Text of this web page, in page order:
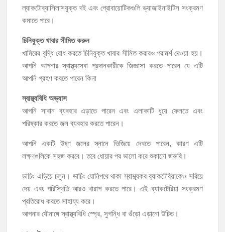
ল্যাকটোব্যাসিলাসযুক্ত দই এবং প্রোবায়োটিকগুলি ভ্যাজাইনাইটিস সংক্রমণ
কমাতে পারে।
চিনিযুক্ত খাবার সীমিত করুন
খামিরের বৃদ্ধি রোধ করতে চিনিযুক্ত খাবার সীমিত করারও পরামর্শ দেওয়া হয়।
আপনি আপনার স্বাস্থ্যসেবা প্রদানকারীকে জিজ্ঞাসা করতে পারেন যে এটি
আপনি গ্রহণ করতে পারেন কিনা
স্বাস্থ্যবিধি অভ্যাস
আপনি সাবান ব্যবহার এড়াতে পারেন এবং এলাকাটি ধুয়ে ফেলতে এবং
পরিষ্কার করতে জল ব্যবহার করতে পারেন।
আপনি একটি উষ্ণ জলের স্নানে ভিজিয়ে দেখতে পারেন, কারণ এটি
লক্ষণগুলিকে সহজ করবে। তবে ধোয়ার পর ভালো করে শুকানো জরুরি।
ডাচিং এড়িয়ে চলুন। ডাচিং যোনিপথে থাকা স্বাস্থ্যকর ব্যাকটেরিয়াকেও সরিয়ে
দেয় এবং পরিস্থিতি আরও খারাপ করতে পারে। এই ব্যাকটেরিয়া সংক্রমণ
প্রতিরোধ করতে সাহায্য করে।
আপনার যৌনাঙ্গে স্বাস্থ্যবিধি স্প্রে, সুগন্ধি বা গুঁড়ো এড়ানো উচিত।